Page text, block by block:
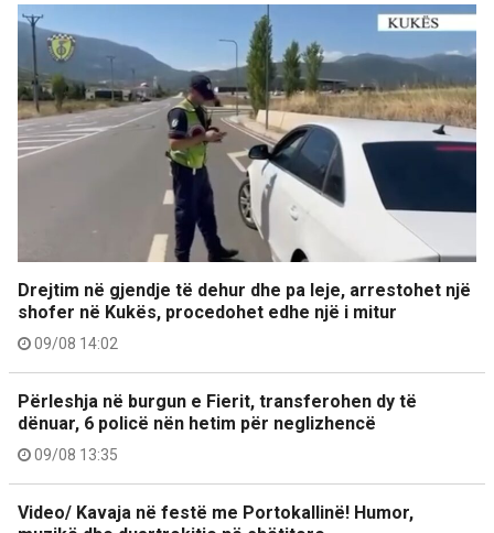
Drejtim në gjendje të dehur dhe pa leje, arrestohet një
shofer në Kukës, procedohet edhe një i mitur
09/08 14:02
Përleshja në burgun e Fierit, transferohen dy të
dënuar, 6 policë nën hetim për neglizhencë
09/08 13:35
Video/ Kavaja në festë me Portokallinë! Humor,